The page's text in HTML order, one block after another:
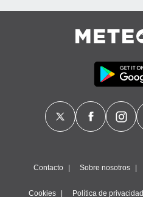
Contacto Sobre nosotros
Cookies Política de privacidad